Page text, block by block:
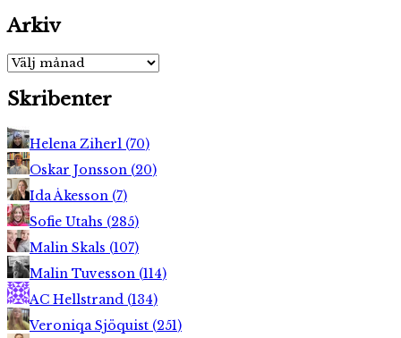
Arkiv
Arkiv
Skribenter
Helena Ziherl (70)
Oskar Jonsson (20)
Ida Åkesson (7)
Sofie Utahs (285)
Malin Skals (107)
Malin Tuvesson (114)
AC Hellstrand (134)
Veroniqa Sjöquist (251)